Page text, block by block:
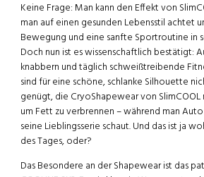
Keine Frage: Man kann den Effekt von
man auf einen gesunden Lebensstil achtet
Bewegung und eine sanfte Sportroutine in
Doch nun ist es wissenschaftlich bestätigt:
knabbern und täglich schweißtreibende
sind für eine schöne, schlanke Silhouette
genügt, die CryoShapewear von
um Fett zu verbrennen – während man
seine Lieblingsserie schaut. Und das ist ja
des Tages, oder?
Das Besondere an der Shapewear ist das